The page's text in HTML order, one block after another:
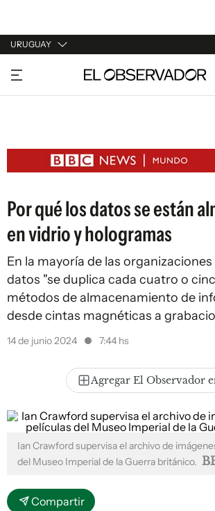
URUGUAY
URUGUAY
ARGENTINA
ESTADOS UNIDOS
Por qué los datos se están
en vidrio y hologramas
En la mayoría de las
datos "se duplica cada cuatro o
métodos de almacenamiento de
desde cintas magnéticas a
14 de junio 2024 7:44 hs
Agregar El Observador
Ian Crawford supervisa el archivo de
del Museo Imperial de la Guerra británico.
Compartir